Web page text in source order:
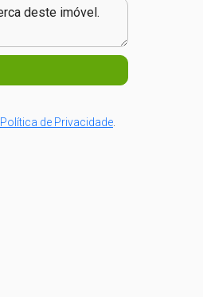
Política de Privacidade